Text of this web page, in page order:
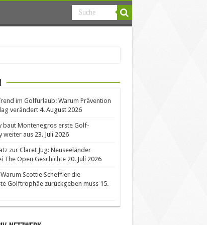
im Golfurlaub: Warum Prävention
verändert 4. August 2026
baut Montenegros erste Golf-
weiter aus 23. Juli 2026
zur Claret Jug: Neuseeländer
The Open Geschichte 20. Juli 2026
Scottie Scheffler die
Golftrophäe zurückgeben muss 15.